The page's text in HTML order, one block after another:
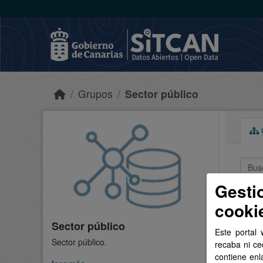
Grupos Sector público
Sector público
Sector público.
2
Este portal
recaba ni
contiene